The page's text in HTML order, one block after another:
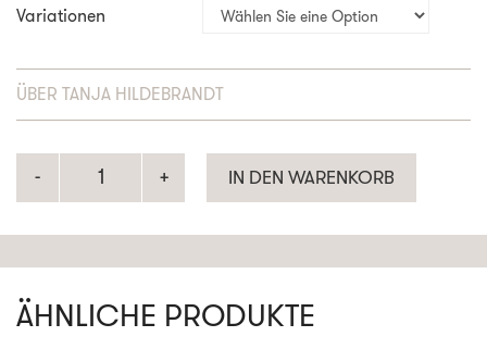
Variationen
ÜBER TANJA HILDEBRANDT
IN DEN WARENKORB
ÄHNLICHE PRODUKTE